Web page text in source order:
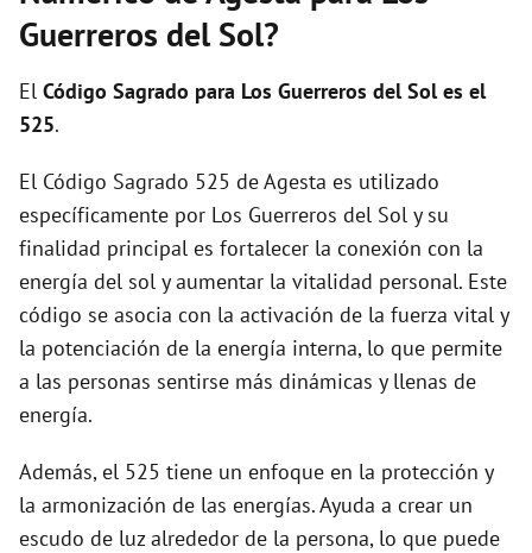
i
d
o
Guerreros del Sol?
El Código Sagrado para Los Guerreros del Sol es el
525.
El Código Sagrado 525 de Agesta es utilizado
específicamente por Los Guerreros del Sol y su
finalidad principal es fortalecer la conexión con la
energía del sol y aumentar la vitalidad personal. Este
código se asocia con la activación de la fuerza vital y
la potenciación de la energía interna, lo que permite
a las personas sentirse más dinámicas y llenas de
energía.
Además, el 525 tiene un enfoque en la protección y
la armonización de las energías. Ayuda a crear un
escudo de luz alrededor de la persona, lo que puede